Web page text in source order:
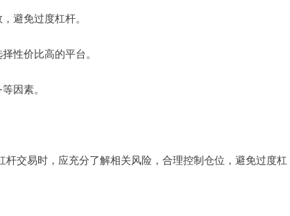
避免过度杠杆。
性价比高的平台。
因素。
交易时，应充分了解相关风险，合理控制仓位，避免过度杠